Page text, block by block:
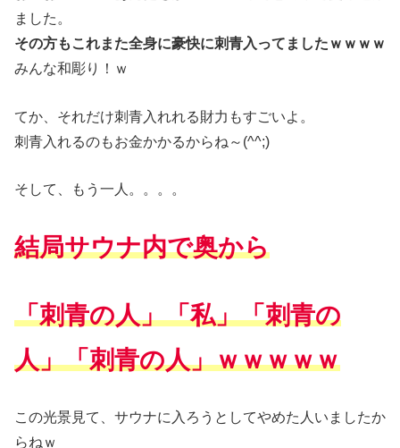
ました。
その方もこれまた全身に豪快に刺青入ってましたｗｗｗｗ
みんな和彫り！ｗ
てか、それだけ刺青入れれる財力もすごいよ。
刺青入れるのもお金かかるからね～(^^;)
そして、もう一人。。。。
結局サウナ内で奥から
「刺青の人」「私」「刺青の
人」「刺青の人」ｗｗｗｗｗ
この光景見て、サウナに入ろうとしてやめた人いましたか
らねｗ